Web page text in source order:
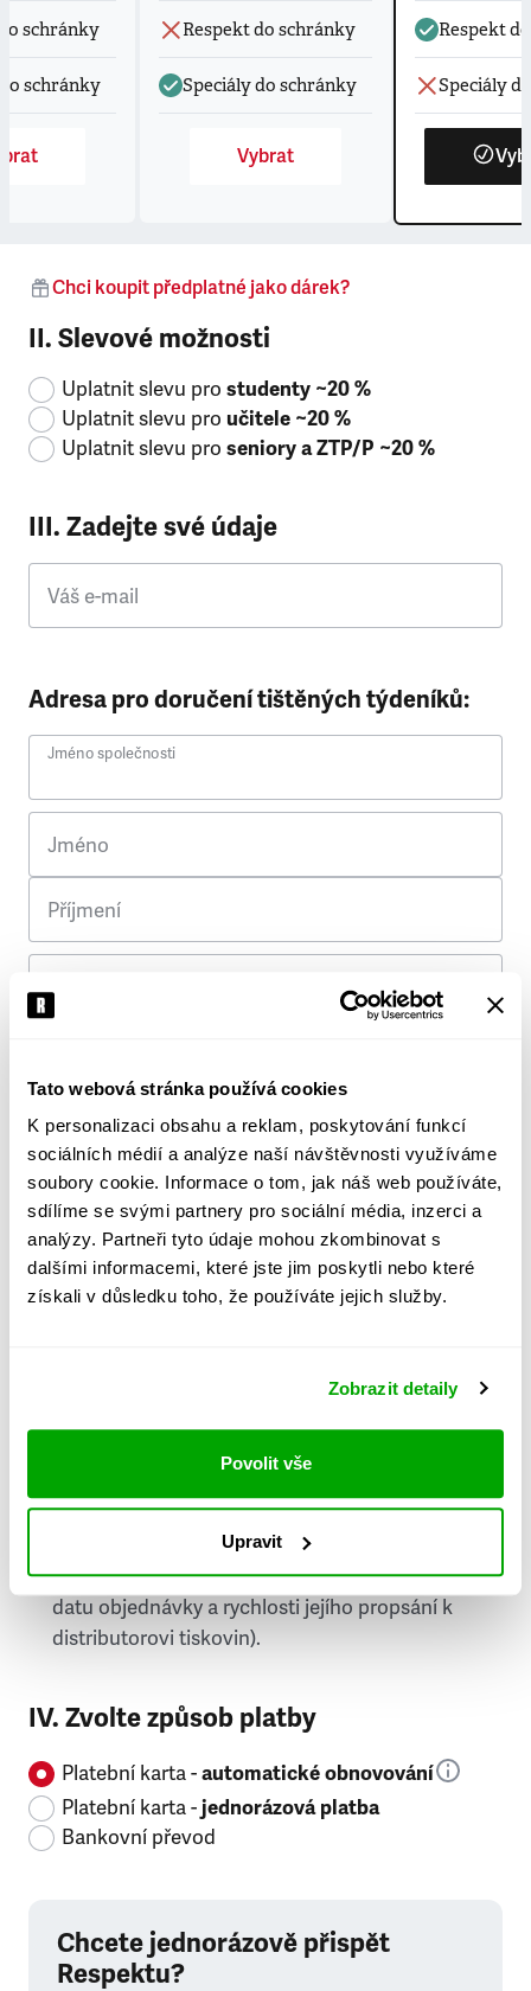
Tato webová stránka používá cookies
K personalizaci obsahu a reklam, poskytování funkcí
sociálních médií a analýze naší návštěvnosti využíváme
soubory cookie. Informace o tom, jak náš web používáte,
sdílíme se svými partnery pro sociální média, inzerci a
analýzy. Partneři tyto údaje mohou zkombinovat s
dalšími informacemi, které jste jim poskytli nebo které
získali v důsledku toho, že používáte jejich služby.
Zobrazit detaily
Povolit vše
Upravit
schránky
schránky
Respekt do schránky
Speciály do schránky
Vybrat
Respekt
Speciály
Chci koupit předplatné jako dárek?
II. Slevové možnosti
Uplatnit slevu pro studenty ~20 %
Uplatnit slevu pro učitele ~20 %
Uplatnit slevu pro seniory a ZTP/P ~20 %
III. Zadejte své údaje
Váš e-mail
Adresa pro doručení tištěných týdeníků:
Jméno společnosti
Jméno
Příjmení
Ulice
Město
PSČ
Stát
doručování týdeníku Respekt v tištěné verzi, na
první vydání ve vaší schránce se můžete těšit
příští, nejpozději přespříští týden (v závislosti na
datu objednávky a rychlosti jejího propsání k
distributorovi tiskovin).
IV. Zvolte způsob platby
Platební karta -automatické obnovování
Platební karta -jednorázová platba
Bankovní převod
Chcete jednorázově přispět
Respektu?